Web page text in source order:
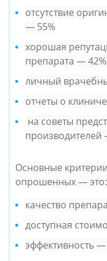
отсутствие
— 55%
хорошая
препарата — 42%
личный
отчеты о
на советы
производителей
Основные
опрошенных — это:
качество
доступная
эффективность —